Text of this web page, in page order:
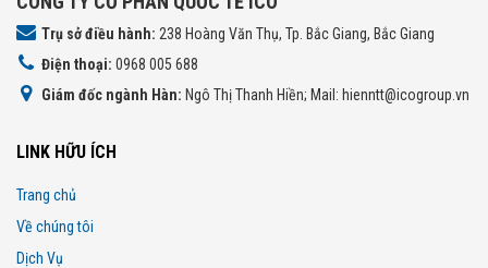
Trụ sở điều hành: 238 Hoàng Văn Thụ, Tp. Bắc Giang, Bắc Giang
Điện thoại: 0968 005 688
Giám đốc ngành Hàn: Ngô Thị Thanh Hiền; Mail: hienntt@icogroup.vn
LINK HỮU ÍCH
Trang chủ
Về chúng tôi
Dịch Vụ